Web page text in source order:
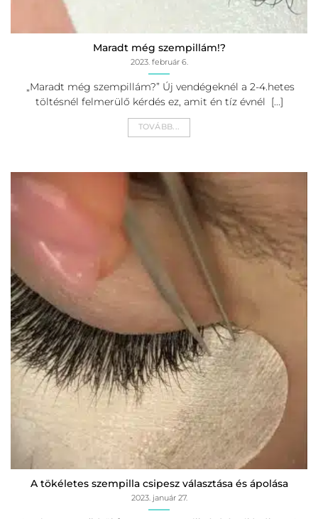
Maradt még szempillám!?
2023. február 6.
„Maradt még szempillám?” Új vendégeknél a 2-4.hetes
töltésnél felmerülő kérdés ez, amit én tíz évnél [...]
TOVÁBB...
A tökéletes szempilla csipesz választása és ápolása
2023. január 27.